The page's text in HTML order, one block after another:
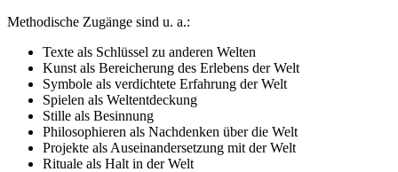
Methodische Zugänge sind u. a.:
Texte als Schlüssel zu anderen Welten
Kunst als Bereicherung des Erlebens der Welt
Symbole als verdichtete Erfahrung der Welt
Spielen als Weltentdeckung
Stille als Besinnung
Philosophieren als Nachdenken über die Welt
Projekte als Auseinandersetzung mit der Welt
Rituale als Halt in der Welt